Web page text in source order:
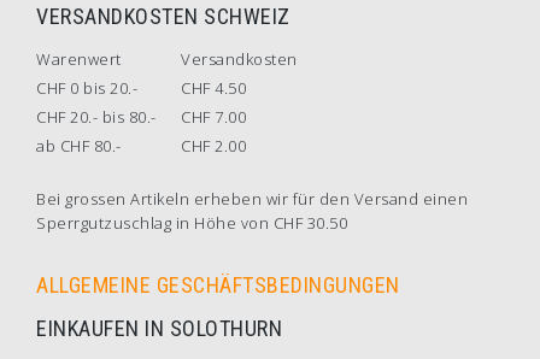
VERSANDKOSTEN SCHWEIZ
Warenwert
Versandkosten
CHF 0 bis 20.-
CHF 4.50
CHF 20.- bis 80.-
CHF 7.00
ab CHF 80.-
CHF 2.00
Bei grossen Artikeln erheben wir für den Versand einen
Sperrgutzuschlag in Höhe von CHF 30.50
ALLGEMEINE GESCHÄFTSBEDINGUNGEN
EINKAUFEN IN SOLOTHURN